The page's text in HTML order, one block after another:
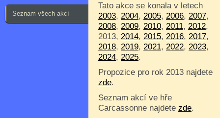
Seznam všech akcí
Tato akce se konala v letech
2003, 2004, 2005, 2006, 2007,
2008, 2009, 2010, 2011, 2012,
2013, 2014, 2015, 2016, 2017,
2018, 2019, 2021, 2022, 2023,
2024, 2025.
Propozice pro rok 2013 najdete
zde.
Seznam akcí ve hře
Carcassonne najdete zde.